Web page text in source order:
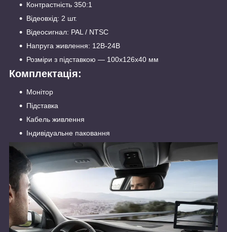
Контрастність 350:1
Відеовхід: 2 шт.
Відеосигнал: PAL / NTSC
Напруга живлення: 12В-24В
Розміри з підставкою — 100х126х40 мм
Комплектація:
Монітор
Підставка
Кабель живлення
Індивідуальне паковання